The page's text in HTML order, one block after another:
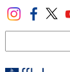
Pular
para
principal